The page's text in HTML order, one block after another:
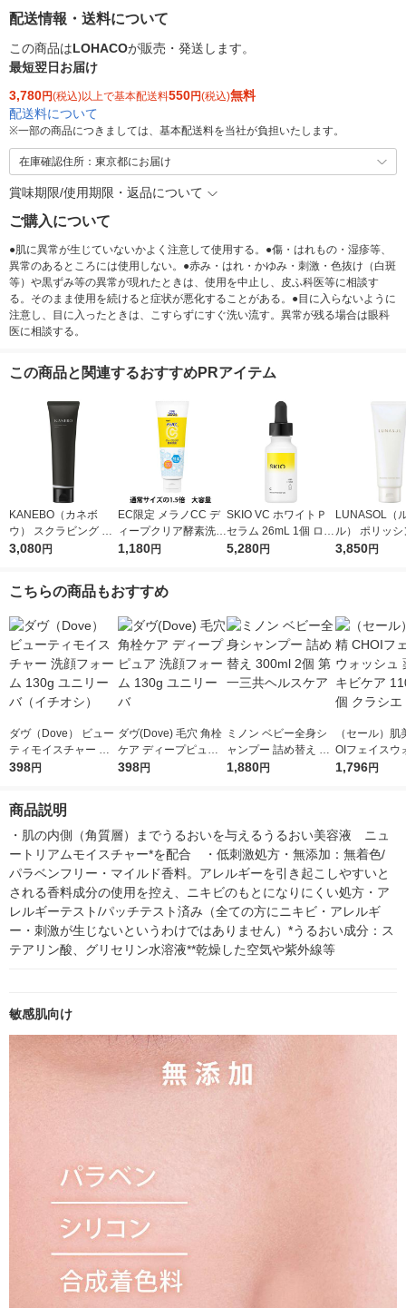
配送情報・送料について
この商品はLOHACOが販売・発送します。
最短翌日お届け
3,780円(税込)以上で基本配送料550円(税込)無料
配送料について
※一部の商品につきましては、基本配送料を当社が負担いたします。
在庫確認住所：東京都にお届け
賞味期限/使用期限・返品について
ご購入について
●肌に異常が生じていないかよく注意して使用する。●傷・はれもの・湿疹等、
異常のあるところには使用しない。●赤み・はれ・かゆみ・刺激・色抜け（白斑
等）や黒ずみ等の異常が現れたときは、使用を中止し、皮ふ科医等に相談す
る。そのまま使用を続けると症状が悪化することがある。●目に入らないように
注意し、目に入ったときは、こすらずにすぐ洗い流す。異常が残る場合は眼科
医に相談する。
この商品と関連するおすすめPRアイテム
KANEBO（カネボ
ウ） スクラビング マ
ッド ウォッシュ 130g
3,080円
EC限定 メラノCC デ
ィープクリア酵素洗顔
200g 大容量 洗顔フォ
1,180円
SKIO VC ホワイトＰ
セラム 26mL 1個 ロー
ト製薬 美白 ビタミ
5,280円
LUNASOL（
ル） ポリッ
リア ジェルウ
3,850円
こちらの商品もおすすめ
ダヴ（Dove） ビュー
ティモイスチャー 洗
顔フォーム 130g ユニ
398円
ダヴ(Dove) 毛穴 角栓
ケア ディープピュア
洗顔フォーム 130g ユ
398円
ミノン ベビー全身シ
ャンプー 詰め替え 30
0ml 2個 第一三共ヘル
1,880円
（セール）肌
OIフェイスウ
薬用ニキビケ
1,796円
商品説明
・肌の内側（角質層）までうるおいを与えるうるおい美容液　ニュ
ートリアムモイスチャー*を配合　・低刺激処方・無添加：無着色/
パラベンフリー・マイルド香料。アレルギーを引き起こしやすいと
される香料成分の使用を控え、ニキビのもとになりにくい処方・ア
レルギーテスト/パッチテスト済み（全ての方にニキビ・アレルギ
ー・刺激が生じないというわけではありません）*うるおい成分：ス
テアリン酸、グリセリン水溶液**乾燥した空気や紫外線等
敏感肌向け